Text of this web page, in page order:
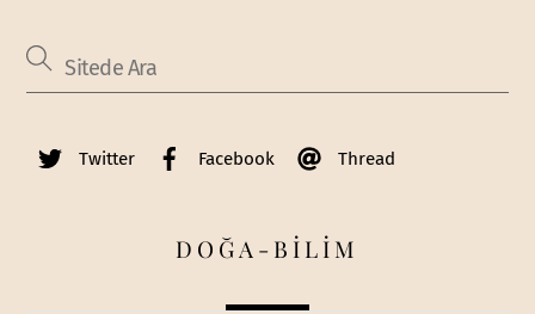
Twitter Facebook Thread
DOĞA-BİLİM